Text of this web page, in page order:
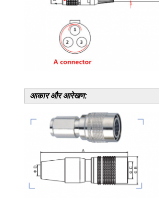
आकार और आरेखण: